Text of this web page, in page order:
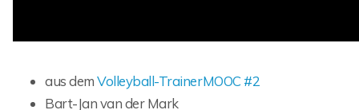
aus demVolleyball-TrainerMOOC #2
Bart-Jan van der Mark